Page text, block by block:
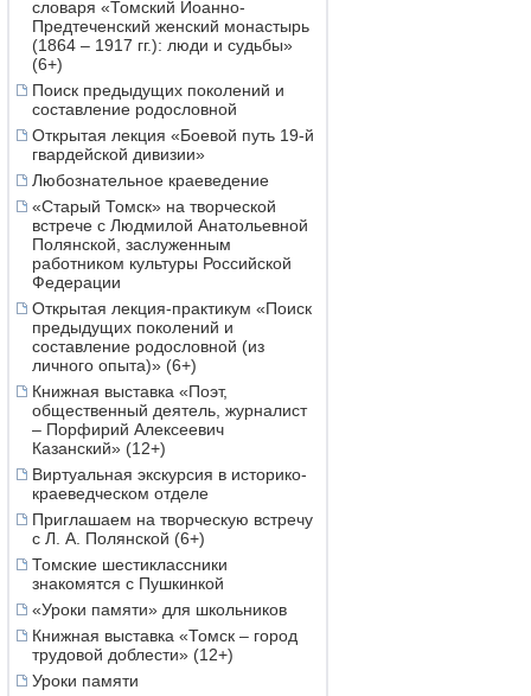
словаря «Томский Иоанно-
Предтеченский женский монастырь
(1864 – 1917 гг.): люди и судьбы»
(6+)
Поиск предыдущих поколений и
составление родословной
Открытая лекция «Боевой путь 19-й
гвардейской дивизии»
Любознательное краеведение
«Старый Томск» на творческой
встрече с Людмилой Анатольевной
Полянской, заслуженным
работником культуры Российской
Федерации
Открытая лекция-практикум «Поиск
предыдущих поколений и
составление родословной (из
личного опыта)» (6+)
Книжная выставка «Поэт,
общественный деятель, журналист
– Порфирий Алексеевич
Казанский» (12+)
Виртуальная экскурсия в историко-
краеведческом отделе
Приглашаем на творческую встречу
с Л. А. Полянской (6+)
Томские шестиклассники
знакомятся с Пушкинкой
«Уроки памяти» для школьников
Книжная выставка «Томск – город
трудовой доблести» (12+)
Уроки памяти